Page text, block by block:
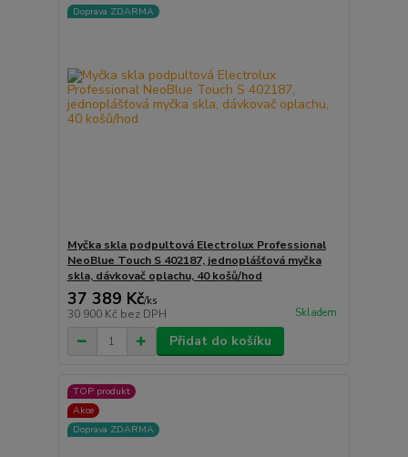
Doprava ZDARMA
Myčka skla podpultová Electrolux Professional
NeoBlue Touch S 402187, jednoplášťová myčka
skla, dávkovač oplachu, 40 košů/hod
37 389 Kč/ks
30 900 Kč bez DPH Skladem
Přidat do košíku
TOP produkt
Akce
Doprava ZDARMA